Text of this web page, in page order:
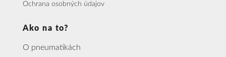
Ochrana osobných údajov
Ako na to?
O pneumatikách